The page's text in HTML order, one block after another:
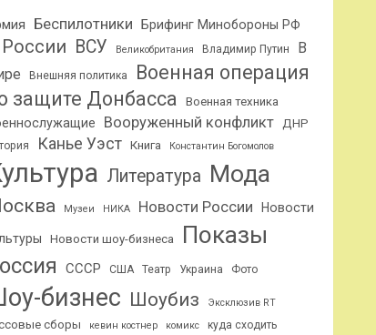
Беспилотники Брифинг Минобороны РФ
ВСУ Великобритания Владимир Путин
В
Внешняя политика
Военная операция
защите Донбасса
Военная техника
Вооруженный конфликт ДНР
Канье Уэст Книга Константин Богомолов
Литература Мода
Музеи НИКА Новости России Новости
Новости шоу-бизнеса Показы
СССР США Театр Украина Фото
бизнес Шоубиз Эксклюзив RT
сборы кевин костнер комикс
куда сходить